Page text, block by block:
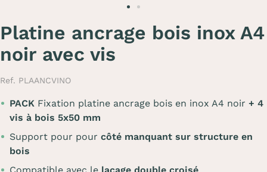
Platine ancrage bois inox A4
noir avec vis
Ref. PLAANCVINO
PACK Fixation platine ancrage bois en inox A4 noir + 4
vis à bois 5x50 mm
Support pour pour côté manquant sur structure en
bois